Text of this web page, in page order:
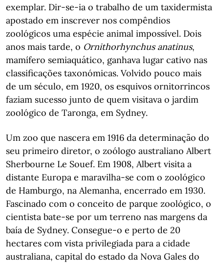
exemplar. Dir-se-ia o trabalho de um taxidermista
apostado em inscrever nos compêndios
zoológicos uma espécie animal impossível. Dois
anos mais tarde, o Ornithorhynchus anatinus,
mamífero semiaquático, ganhava lugar cativo nas
classificações taxonómicas. Volvido pouco mais
de um século, em 1920, os esquivos ornitorrincos
faziam sucesso junto de quem visitava o jardim
zoológico de Taronga, em Sydney.
Um zoo que nascera em 1916 da determinação do
seu primeiro diretor, o zoólogo australiano Albert
Sherbourne Le Souef. Em 1908, Albert visita a
distante Europa e maravilha-se com o zoológico
de Hamburgo, na Alemanha, encerrado em 1930.
Fascinado com o conceito de parque zoológico, o
cientista bate-se por um terreno nas margens da
baía de Sydney. Consegue-o e perto de 20
hectares com vista privilegiada para a cidade
australiana, capital do estado da Nova Gales do